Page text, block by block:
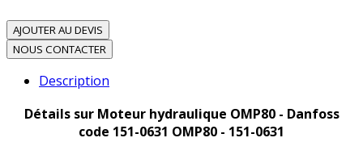
AJOUTER AU DEVIS
NOUS CONTACTER
Description
Détails sur Moteur hydraulique OMP80 - Danfoss
code 151-0631 OMP80 - 151-0631